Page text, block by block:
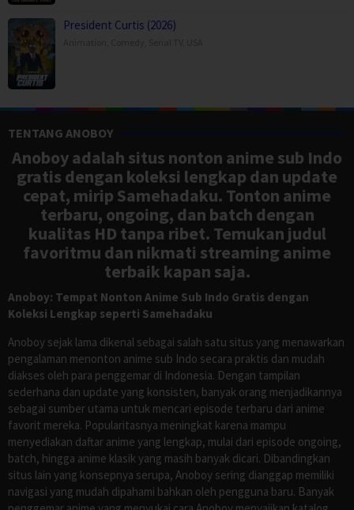
President Curtis (2026)
TENTANG ANOBOY
Anoboy adalah situs nonton anime sub Indo
gratis dengan koleksi lengkap dan update
cepat, mirip Samehadaku. Tonton anime
terbaru, ongoing, dan batch dengan
kualitas HD tanpa ribet. Temukan judul
favoritmu dan nikmati streaming anime
terbaik kapan saja.
Anoboy: Tempat Nonton Anime Sub Indo Gratis dengan
Koleksi Lengkap seperti Samehadaku
Anoboy sejak lama dikenal sebagai salah satu situs yang menawarkan
pengalaman menonton anime sub Indo secara praktis dan mudah
diakses oleh para penggemar di Indonesia. Dengan tampilan
sederhana dan update yang konsisten, banyak orang menjadikannya
sebagai sumber utama untuk mencari episode terbaru dari anime
favorit mereka. Popularitasnya meningkat karena mampu
menyediakan daftar anime yang lengkap, mulai dari episode ongoing,
batch, hingga anime klasik yang masih banyak dicari. Dibandingkan
situs lain yang konsepnya serupa, Anoboy sering dianggap memiliki
navigasi yang mudah dipahami bahkan oleh pengguna baru. Banyak